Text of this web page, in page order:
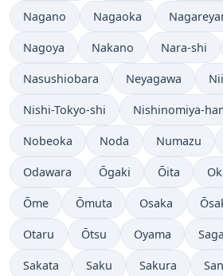
Nagano Nagaoka
Nagoya Nakano Nara-shi
Nasushiobara Neyagawa
Nishi-Tokyo-shi Nishinomiya-
Nobeoka Noda Numazu
Odawara Ōgaki Ōita
Ōme Ōmuta Osaka
Otaru Ōtsu Oyama Saga
Sakata Saku Sakura